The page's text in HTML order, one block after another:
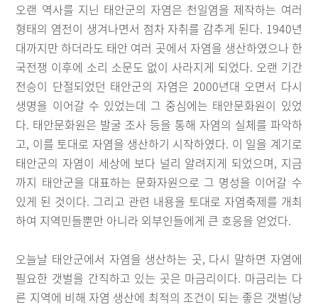
오랜 역사를 지닌 태안군의 자염은 천일염을 제작하는 여러
형태의 염전이 생겨나면서 점차 자취를 감추게 된다. 1940년
대까지만 하더라도 태안 여러 곳에서 자염을 생산하였으나 한
국전쟁 이후에 소리 소문도 없이 사라지게 되었다. 오랜 기간
전승이 단절되었던 태안군의 자염은 2000년대 오면서 다시
생명을 이어갈 수 있었는데 그 중심에는 태안문화원이 있었
다. 태안문화원은 발굴 조사 등을 통해 자염의 실체를 파악하
고, 이를 토대로 자염을 생산하기 시작하였다. 이 일을 계기로
태안군의 자염이 세상에 보다 널리 알려지게 되었으며, 지금
까지 태안군을 대표하는 문화자원으로 그 명성을 이어갈 수
있게 된 것이다. 그리고 관련 내용을 토대로 자염축제를 개최
하여 지역민들뿐만 아니라 외부인들에게 큰 호응을 얻었다.
오늘날 태안군에서 자염을 생산하는 곳, 다시 말하면 자염에
필요한 갯벌을 간직하고 있는 곳은 마금리이다. 마금리는 다
른 지역에 비해 자염 생산에 최적의 조건이 되는 좋은 갯벌(낭